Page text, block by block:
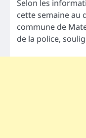
Selon les
cette semaine au
commune de
de la police,